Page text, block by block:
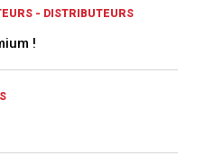
- DISTRIBUTEURS
!